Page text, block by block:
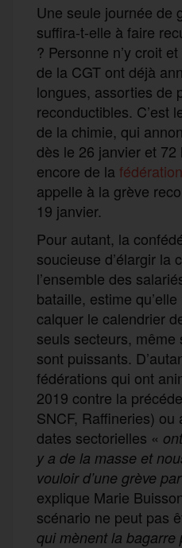
Une seule journée de
suffira-t-elle à faire
? Personne n’y croit
de la CGT ont déjà
longues, assorties de
reconductibles. C’est
de la chimie, qui
dès le 26 janvier et 72
encore de la
appelle à la grève
19 janvier.
Pour autant, la
soucieuse d’élargir la
l’ensemble des
bataille, estime
calquer le calendrier
seuls secteurs, même
sont puissants.
fédérations qui ont
2019 contre la
SNCF, Raffineries)
dates sectorielles «
y a de la masse et
vouloir d’une grève
explique Marie
scénario ne peut pas
qui mènentla bagarre